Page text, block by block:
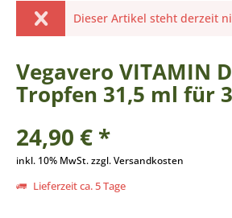
Dieser Artikel steht derzeit
Vegavero VITAMIN
Tropfen 31,5 ml für
24,90 € *
inkl. 10% MwSt. zzgl. Versandkosten
Lieferzeit ca. 5 Tage